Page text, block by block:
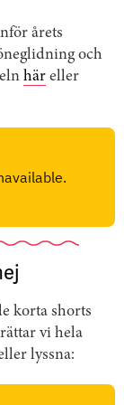
årets
och
här eller
korta shorts
vi hela
lyssna: